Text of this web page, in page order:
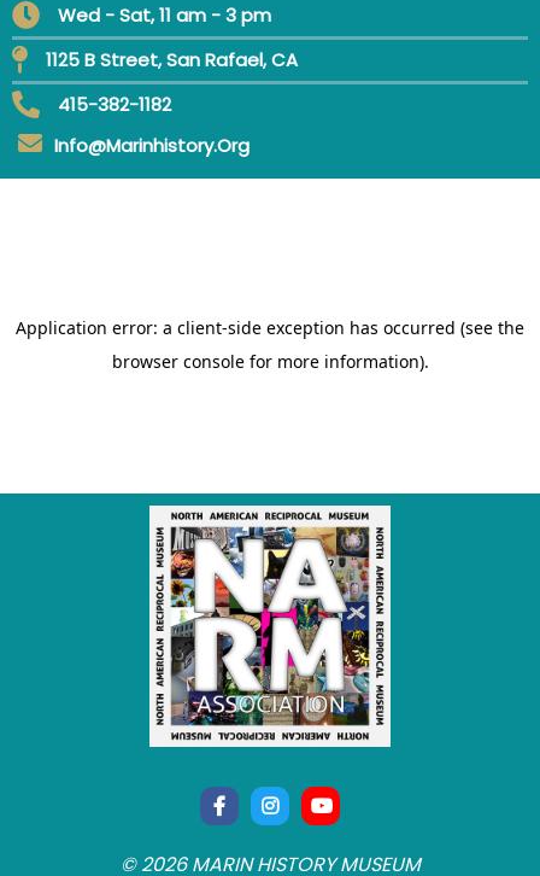
Wed - Sat, 11 am - 3 pm
1125 B Street, San Rafael, CA
415-382-1182
Info@marinhistory.org
© 2026 MARIN HISTORY MUSEUM